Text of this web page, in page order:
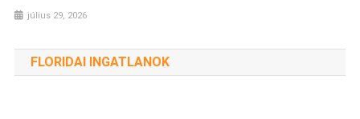
július 29, 2026
FLORIDAI INGATLANOK